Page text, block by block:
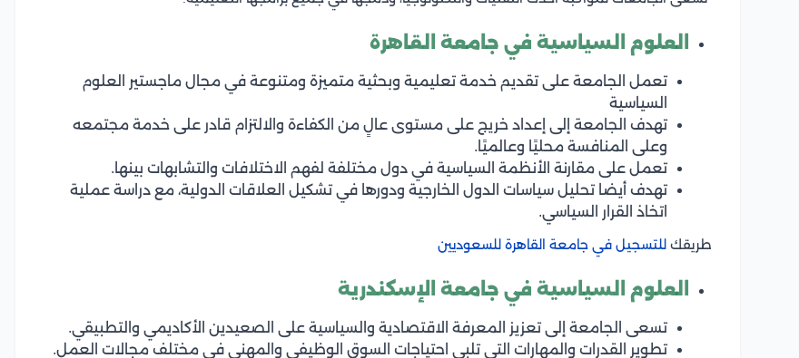
العلوم السياسية في جامعة القاهرة
تعمل الجامعة على تقديم خدمة تعليمية وبحثية متميزة ومتنوعة في مجال ماجستير العلوم
السياسية
تهدف الجامعة إلى إعداد خريج على مستوى عالٍ من الكفاءة والالتزام قادر على خدمة مجتمعه
وعلى المنافسة محليًا وعالميًا.
تعمل على مقارنة الأنظمة السياسية في دول مختلفة لفهم الاختلافات والتشابهات بينها.
تهدف أيضا تحليل سياسات الدول الخارجية ودورها في تشكيل العلاقات الدولية، مع دراسة عملية
اتخاذ القرار السياسي.
طريقك للتسجيل في جامعة القاهرة للسعوديين
العلوم السياسية في جامعة الإسكندرية
تسعى الجامعة إلى تعزيز المعرفة الاقتصادية والسياسية على الصعيدين الأكاديمي والتطبيقي.
تطوير القدرات والمهارات التي تلبي احتياجات السوق الوظيفي والمهني في مختلف مجالات العمل.